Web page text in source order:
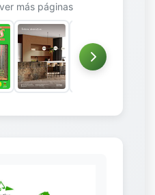
más páginas